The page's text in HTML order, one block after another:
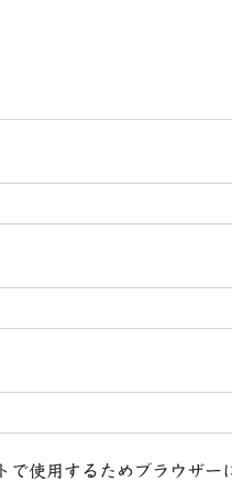
で使用するためブラウザ